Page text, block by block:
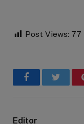
Post Views: 77
FacebookTwitter
Editor